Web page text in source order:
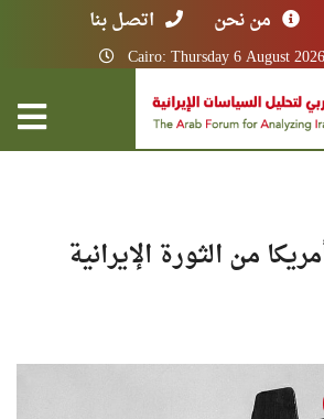
من نحن اتصل بنا
Cairo: Thursday 6 August
من الثورة الإيرانية